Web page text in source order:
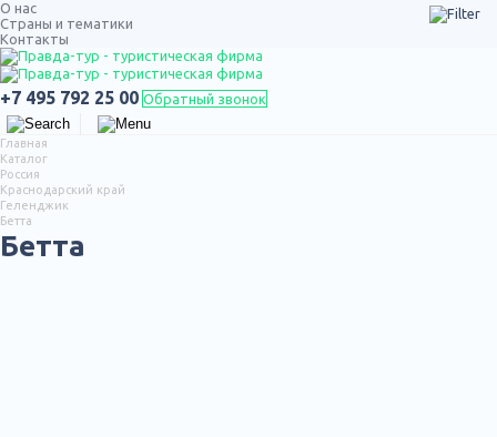
О нас
Страны и тематики
Контакты
ТУРЫ ПО РОССИИ
+7 495 792 25 00 Обратный звонок
Главная
Каталог
Россия
Краснодарский край
Геленджик
Бетта
Бетта